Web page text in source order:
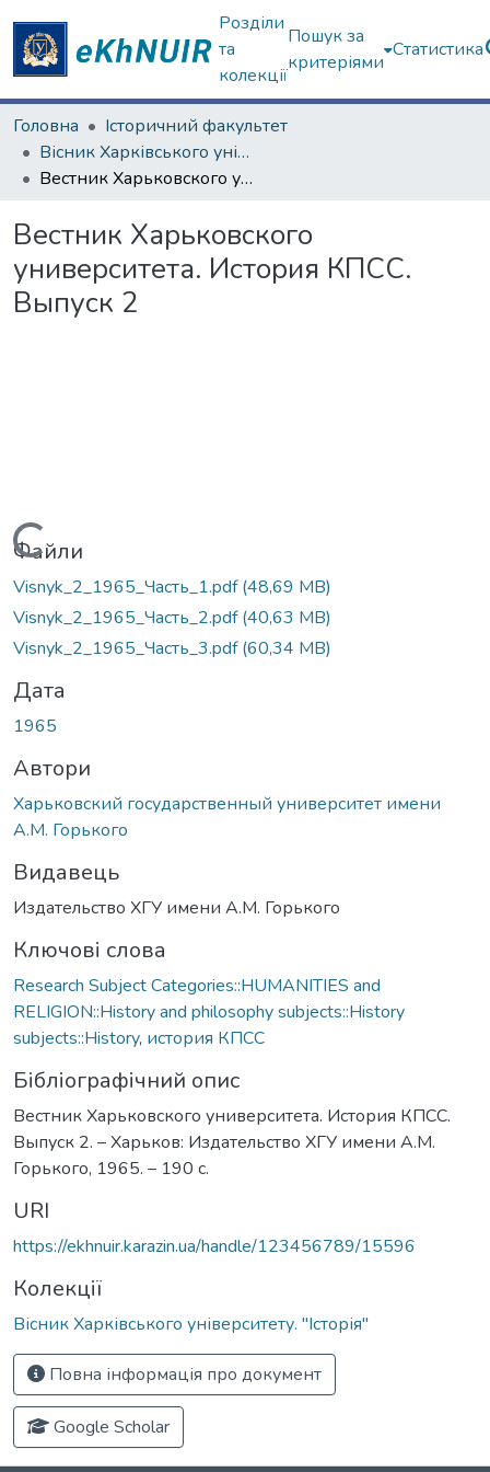
Розділи
та
колекції
Пошук за
критеріями
Статистика
Головна
Історичний факультет
Вісник Харківського університету. "Історія"
Вестник Харьковского университета. История КПСС. Выпуск 2
Вестник Харьковского
университета. История КПСС.
Выпуск 2
Вантажиться...
Файли
Visnyk_2_1965_Часть_1.pdf(48,69 MB)
Visnyk_2_1965_Часть_2.pdf(40,63 MB)
Visnyk_2_1965_Часть_3.pdf(60,34 MB)
Дата
1965
Автори
Харьковский государственный университет имени
А.М. Горького
Видавець
Издательство ХГУ имени А.М. Горького
Ключові слова
Research Subject Categories::HUMANITIES and
RELIGION::History and philosophy subjects::History
subjects::History, история КПСС
Бібліографічний опис
Вестник Харьковского университета. История КПСС.
Выпуск 2. – Харьков: Издательство ХГУ имени А.М.
Горького, 1965. – 190 с.
URI
https://ekhnuir.karazin.ua/handle/123456789/15596
Колекції
Вісник Харківського університету. "Історія"
Повна інформація про документ
Google Scholar